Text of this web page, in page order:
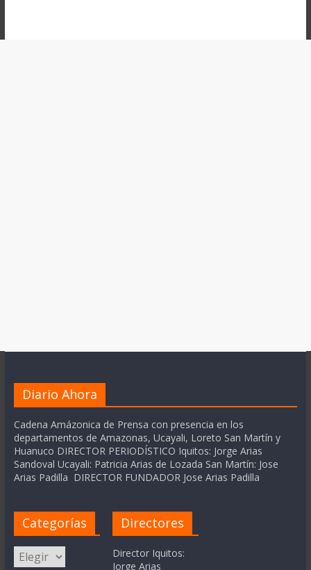
Diario Ahora
Cadena Amázonica de Prensa con presencia en los
departamentos de Amazonas, Ucayali, Loreto San Martín y
Huanuco DIRECTOR PERIODÍSTICO Iquitos: Jorge Arias
Sandoval Ucayali: Patricia Arias de Lozada San Martín: Jose
Arias Padilla DIRECTOR FUNDADOR Jose Arias Padilla
Categorías
Categorías
Directores
Director Iquitos:
Jorge Arias